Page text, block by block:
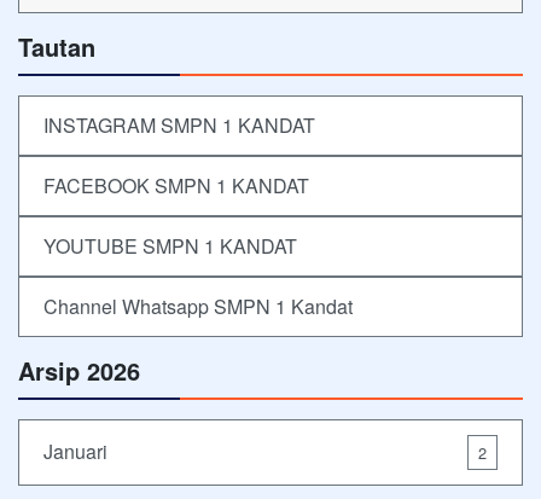
Tautan
INSTAGRAM SMPN 1 KANDAT
FACEBOOK SMPN 1 KANDAT
YOUTUBE SMPN 1 KANDAT
Channel Whatsapp SMPN 1 Kandat
Arsip 2026
Januari 2